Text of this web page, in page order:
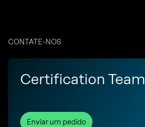
CONTATE-NOS
Certification Team
Enviar um pedido